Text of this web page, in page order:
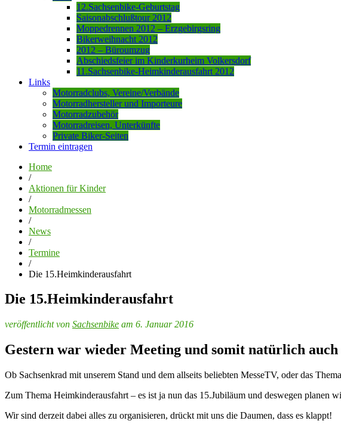
12.Sachsenbike-Geburtstag
Saisonabschlußtour 2012
Moppedrennen 2012 – Erzgebirgsring
Bikerweihnacht 2012
2012 – Büroumzug
Abschiedsfeier im Kinderkurheim Volkersdorf
11.Sachsenbike-Heimkinderausfahrt 2012
Links
Motorradclubs, Vereine/Verbände
Motorradhersteller und Importeure
Motorradzubehör
Motorradreisen, Unterkünfte
Private Biker-Seiten
Termin eintragen
Home
/
Aktionen für Kinder
/
Motorradmessen
/
News
/
Termine
/
Die 15.Heimkinderausfahrt
Die 15.Heimkinderausfahrt
veröffentlicht von Sachsenbike am 6. Januar 2016
Gestern war wieder Meeting und somit natürlich
Ob Sachsenkrad mit unserem Stand und dem allseits beliebten MesseTV, oder das
Zum Thema Heimkinderausfahrt – es ist ja nun das 15.Jubiläum und deswegen planen
Wir sind derzeit dabei alles zu organisieren, drückt mit uns die Daumen, dass es klappt!